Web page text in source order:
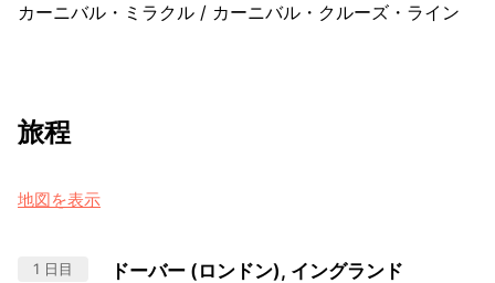
カーニバル・ミラクル / カーニバル・クルーズ・ライン
旅程
地図を表示
1 日目 ドーバー (ロンドン), イングランド